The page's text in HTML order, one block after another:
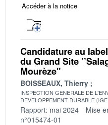
Accéder à la notice
Candidature au
du Grand Site
Mourèze"
BOISSEAUX, Thierry
INSPECTION GENERALE DE
DEVELOPPEMENT DURABLE
Rapport: mai 2024 Mise
n°015474-01